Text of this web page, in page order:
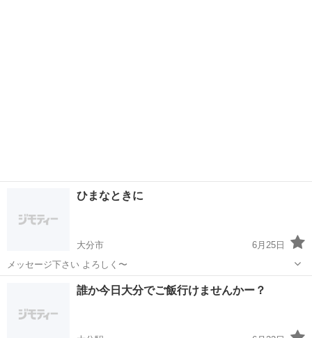
ひまなときに
大分市
6月25日
メッセージ下さい よろしく〜
大分市 その他
誰か今日大分でご飯行けませんかー？